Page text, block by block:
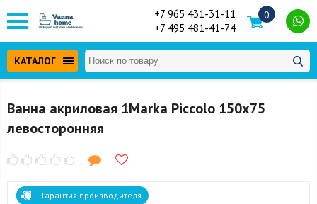
+7 965 431-31-11
+7 495 481-41-74
0
КАТАЛОГ
Ванна акриловая 1Marka Piccolo 150x75
левосторонняя
Гарантия производителя